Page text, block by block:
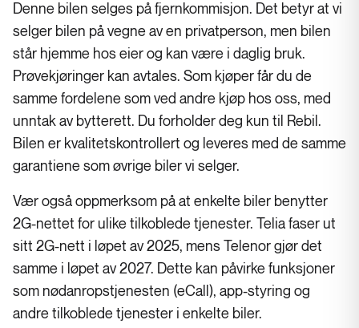
Denne bilen selges på fjernkommisjon. Det betyr at vi
selger bilen på vegne av en privatperson, men bilen
står hjemme hos eier og kan være i daglig bruk.
Prøvekjøringer kan avtales. Som kjøper får du de
samme fordelene som ved andre kjøp hos oss, med
unntak av bytterett. Du forholder deg kun til Rebil.
Bilen er kvalitetskontrollert og leveres med de samme
garantiene som øvrige biler vi selger.
Vær også oppmerksom på at enkelte biler benytter
2G-nettet for ulike tilkoblede tjenester. Telia faser ut
sitt 2G-nett i løpet av 2025, mens Telenor gjør det
samme i løpet av 2027. Dette kan påvirke funksjoner
som nødanropstjenesten (eCall), app-styring og
andre tilkoblede tjenester i enkelte biler.